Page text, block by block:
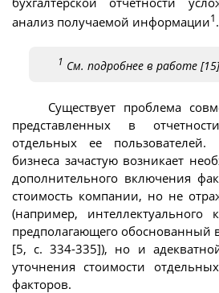
анализ получаемой информации1.
1 См. подробнее в работе
Существует проблема
представленных в
отдельных ее
бизнеса зачастую возникает
дополнительного включения
стоимость компании, но не
(например,
предполагающего обоснованный
[5, с. 334-335]), но и
уточнения стоимости
факторов.